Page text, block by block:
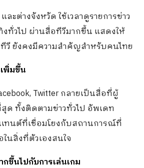
ะต่างจังหวัด ใช้เวลาดูรายการข่าว
ทั่วไป ผ่านสื่อทีวีมากขึ้น แสดงให้
ทีวี ยังคงมีความสำคัญสำหรับคนไทย
พิ่มขึ้น
Twitter กลายเป็นสื่อที่ผู้
สุด ทั้งติดตามข่าวทั่วไป อัพเดท
ทนต์ที่เชื่อมโยงกับสถานการณ์ที่
นสิ่งที่ตัวเองสนใจ
กขึ้นไปกับการเล่นเกม